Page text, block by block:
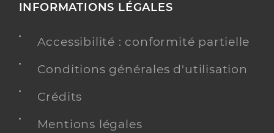
INFORMATIONS LÉGALES
Accessibilité : conformité partielle
Conditions générales d'utilisation
Crédits
Mentions légales